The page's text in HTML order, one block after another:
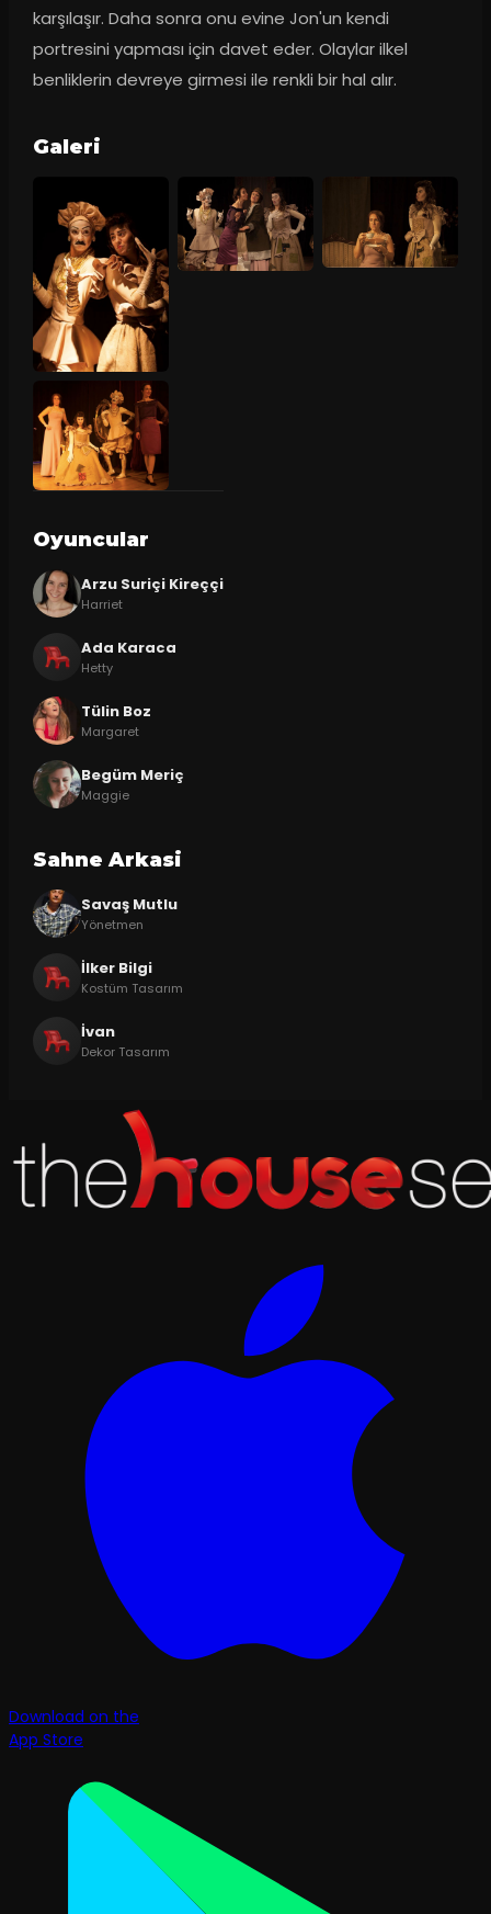
karşılaşır. Daha sonra onu evine Jon'un kendi
portresini yapması için davet eder. Olaylar ilkel
benliklerin devreye girmesi ile renkli bir hal alır.
Galeri
Oyuncular
Arzu Suriçi Kireççi
Harriet
Ada Karaca
Hetty
Tülin Boz
Margaret
Begüm Meriç
Maggie
Sahne Arkasi
Savaş Mutlu
Yönetmen
İlker Bilgi
Kostüm Tasarım
İvan
Dekor Tasarım
Download on the
App Store